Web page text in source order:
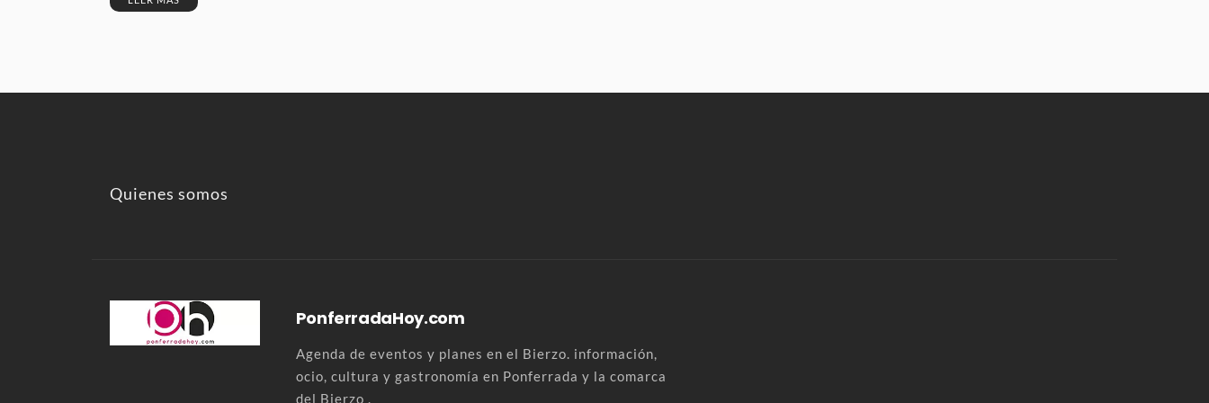
Quienes somos
PonferradaHoy.com
Agenda de eventos y planes en el Bierzo. información,
ocio, cultura y gastronomía en Ponferrada y la comarca
del Bierzo .